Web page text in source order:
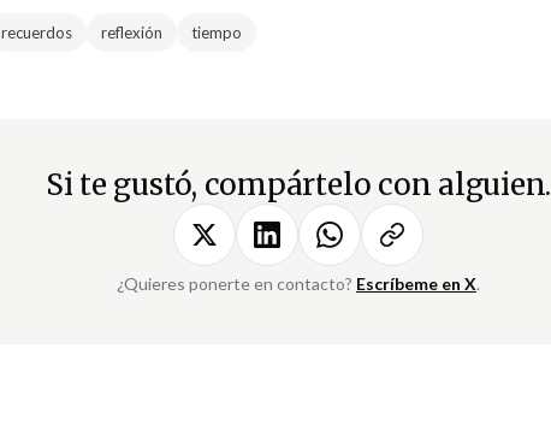
recuerdos reflexión tiempo
Si te gustó, compártelo con alguien.
¿Quieres ponerte en contacto? Escríbeme en X.